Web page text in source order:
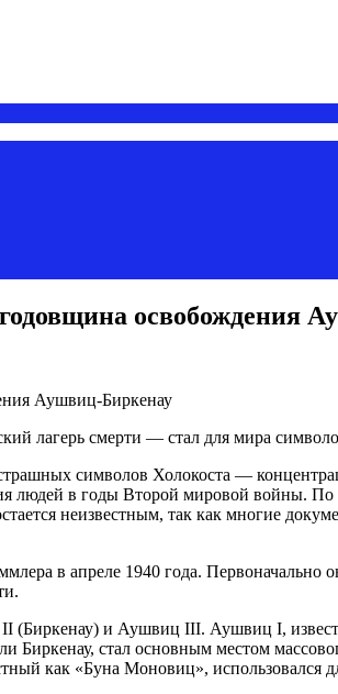
освобождения
лагерь смерти — стал для мира
символов Холокоста —
людей в годы Второй мировой войны.
неизвестным, так как многие
в апреле 1940 года. Первоначально
(Биркенау) и Аушвиц III. Аушвиц I,
стал основным местом
как «Буна Моновиц», использовался